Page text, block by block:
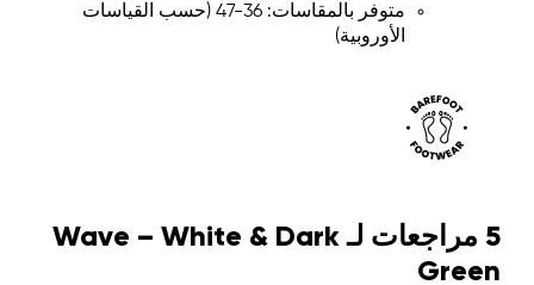
متوفر بالمقاسات: 36-47 (حسب القياسات
الأوروبية)
5 مراجعات لـ
Wave – White & Dark
Green